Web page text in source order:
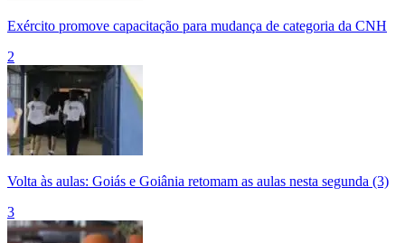
Exército promove capacitação para mudança de categoria da CNH
2
Volta às aulas: Goiás e Goiânia retomam as aulas nesta segunda (3)
3